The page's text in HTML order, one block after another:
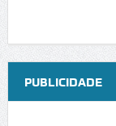
PUBLICIDADE